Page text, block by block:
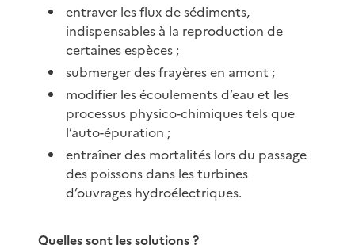
entraver les flux de sédiments,
indispensables à la reproduction de
certaines espèces ;
submerger des frayères en amont ;
modifier les écoulements d’eau et les
processus physico-chimiques tels que
l’auto-épuration ;
entraîner des mortalités lors du passage
des poissons dans les turbines
d’ouvrages hydroélectriques.
Quelles sont les solutions ?